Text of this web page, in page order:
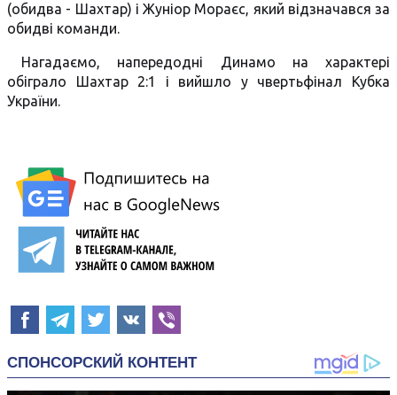
(обидва - Шахтар) і Жуніор Мораєс, який відзначався за
обидві команди.
Нагадаємо, напередодні Динамо на характері
обіграло Шахтар 2:1 і вийшло у чвертьфінал Кубка
України.